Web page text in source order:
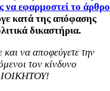
να εφαρμοστεί το άρθρο
κατά της απόφασης
δικαστήρια.
να αποφεύγετε την
τον κίνδυνο